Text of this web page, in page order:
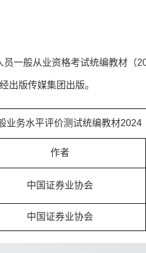
一般从业资格考试统编教材（
出版传媒集团出版。
业务水平评价测试统编教材2024
作者
中国证券业协会
中国证券业协会